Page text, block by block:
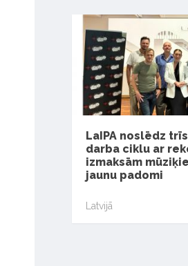
LaIPA noslēdz
darba ciklu ar
izmaksām
jaunu padomi
Latvijā